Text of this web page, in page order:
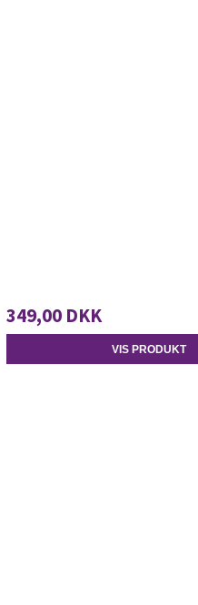
349,00 DKK
VIS PRODUKT